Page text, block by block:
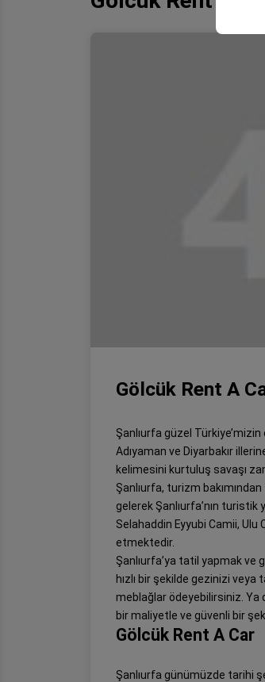
Gölcük Rent A
Şanlıurfa güzel
Adıyaman ve Diyarbakır
kelimesini kurtuluş savaşı
Şanlıurfa, turizm
gelerek Şanlıurfa’nın turistik
Selahaddin Eyyubi Camii,
etmektedir.
Şanlıurfa’ya tatil yapmak ve
hızlı bir şekilde gezinizi
meblağlar ödeyebilirsiniz. Ya
bir maliyetle ve güvenli bir
Gölcük Rent A Car
Şanlıurfa günümüzde tarihi